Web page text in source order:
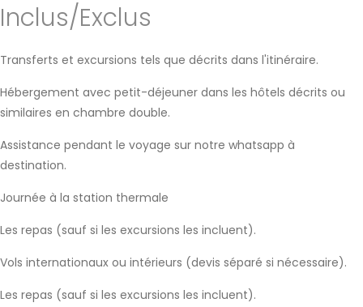
Inclus/Exclus
Transferts et excursions tels que décrits dans l'itinéraire.
Hébergement avec petit-déjeuner dans les hôtels décrits ou
similaires en chambre double.
Assistance pendant le voyage sur notre whatsapp à
destination.
Journée à la station thermale
Les repas (sauf si les excursions les incluent).
Vols internationaux ou intérieurs (devis séparé si nécessaire).
Les repas (sauf si les excursions les incluent).